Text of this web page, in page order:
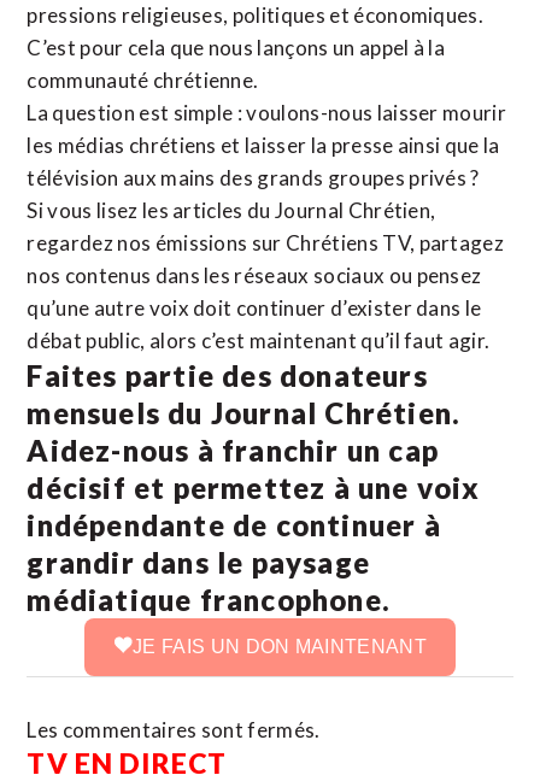
pressions religieuses, politiques et économiques.
C’est pour cela que nous lançons un appel à la
communauté chrétienne.
La question est simple : voulons-nous laisser mourir
les médias chrétiens et laisser la presse ainsi que la
télévision aux mains des grands groupes privés ?
Si vous lisez les articles du Journal Chrétien,
regardez nos émissions sur Chrétiens TV, partagez
nos contenus dans les réseaux sociaux ou pensez
qu’une autre voix doit continuer d’exister dans le
débat public, alors c’est maintenant qu’il faut agir.
Faites partie des donateurs
mensuels du Journal Chrétien.
Aidez-nous à franchir un cap
décisif et permettez à une voix
indépendante de continuer à
grandir dans le paysage
médiatique francophone.
JE FAIS UN DON MAINTENANT
Les commentaires sont fermés.
TV EN DIRECT